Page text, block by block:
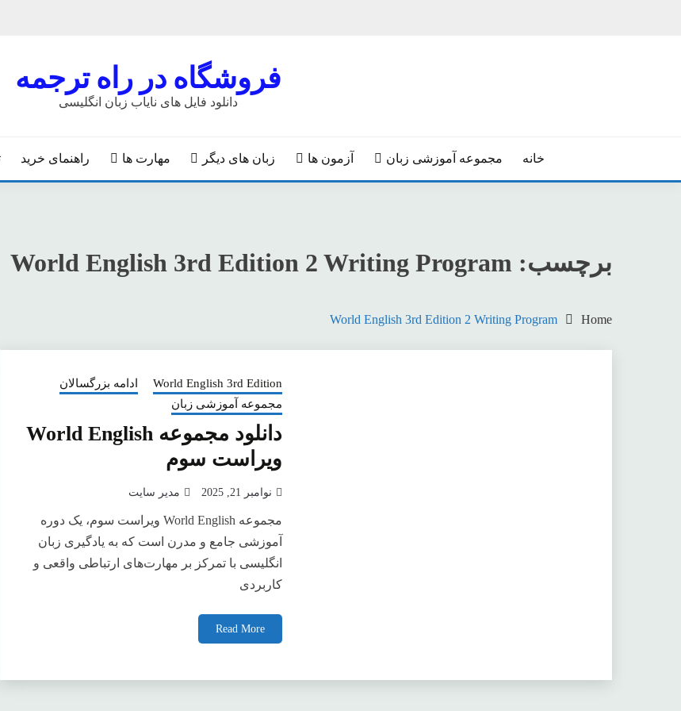
فروشگاه در راه ترجمه
دانلود فایل های نایاب زبان انگلیسی
خانه مجموعه آموزشی زبان آزمون ها زبان های دیگر مهارت ها راهنمای خرید
برچسب: World English 3rd Edition 2 Writing Program
Home
World English 3rd Edition 2 Writing Program
World English 3rd Edition
ادامه بزرگسالان
مجموعه آموزشی زبان
دانلود مجموعه World English
ویراست سوم
نوامبر 21, 2025 مدیر سایت
مجموعه World English ویراست سوم، یک دوره
آموزشی جامع و مدرن است که به یادگیری زبان
انگلیسی با تمرکز بر مهارت‌های ارتباطی واقعی و
کاربردی
Read More